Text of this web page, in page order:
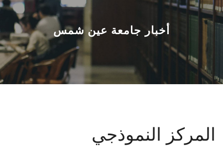
القطاعـات
الشئون الأكاديمية
البحث العلمي
أخبار جامعة عين شمس
المركز النموذجي